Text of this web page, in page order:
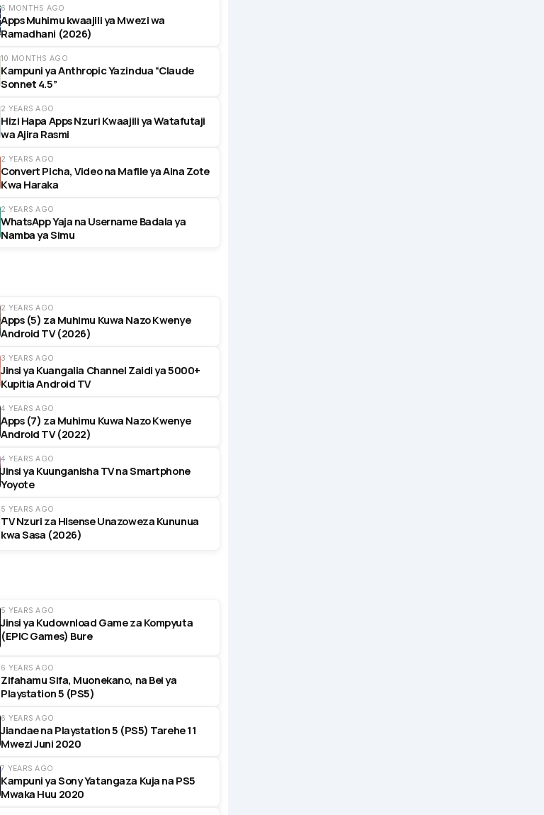
6 MONTHS AGO
Apps Muhimu kwaajili ya Mwezi wa
Ramadhani (2026)
10 MONTHS AGO
Kampuni ya Anthropic Yazindua “Claude
Sonnet 4.5”
2 YEARS AGO
Hizi Hapa Apps Nzuri Kwaajili ya Watafutaji
wa Ajira Rasmi
2 YEARS AGO
Convert Picha, Video na Mafile ya Aina Zote
Kwa Haraka
2 YEARS AGO
WhatsApp Yaja na Username Badala ya
Namba ya Simu
2 YEARS AGO
Apps (5) za Muhimu Kuwa Nazo Kwenye
Android TV (2026)
3 YEARS AGO
Jinsi ya Kuangalia Channel Zaidi ya 5000+
Kupitia Android TV
4 YEARS AGO
Apps (7) za Muhimu Kuwa Nazo Kwenye
Android TV (2022)
4 YEARS AGO
Jinsi ya Kuunganisha TV na Smartphone
Yoyote
5 YEARS AGO
TV Nzuri za Hisense Unazoweza Kununua
kwa Sasa (2026)
5 YEARS AGO
Jinsi ya Kudownload Game za Kompyuta
(EPIC Games) Bure
6 YEARS AGO
Zifahamu Sifa, Muonekano, na Bei ya
Playstation 5 (PS5)
6 YEARS AGO
Jiandae na Playstation 5 (PS5) Tarehe 11
Mwezi Juni 2020
7 YEARS AGO
Kampuni ya Sony Yatangaza Kuja na PS5
Mwaka Huu 2020